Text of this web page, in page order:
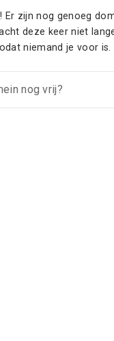
Er zijn nog genoeg
deze keer niet
niemand je voor is.